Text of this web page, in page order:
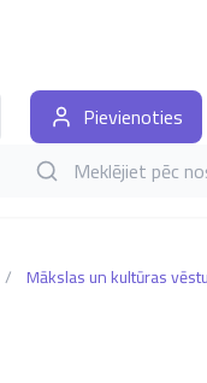
Meklēt grāmatas pēc
Pievienoties
/ Mākslas un kultūras